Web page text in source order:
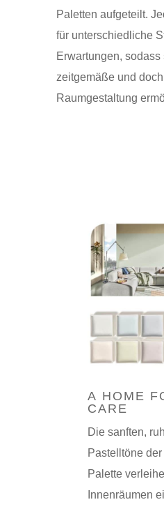
Paletten aufgeteilt.
für unterschiedliche
Erwartungen, sodass
zeitgemäße und
Raumgestaltung
A HOME
CARE
Die sanften,
Pastelltöne
Palette
Innenräumen